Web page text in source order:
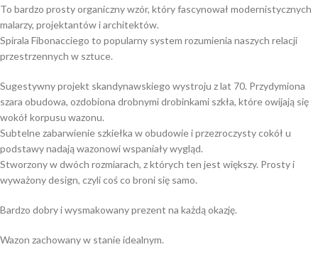
To bardzo prosty organiczny wzór, który fascynował modernistycznych
malarzy, projektantów i architektów.
Spirala Fibonacciego to popularny system rozumienia naszych relacji
przestrzennych w sztuce.
Sugestywny projekt skandynawskiego wystroju z lat 70. Przydymiona
szara obudowa, ozdobiona drobnymi drobinkami szkła, które owijają się
wokół korpusu wazonu.
Subtelne zabarwienie szkiełka w obudowie i przezroczysty cokół u
podstawy nadają wazonowi wspaniały wygląd.
Stworzony w dwóch rozmiarach, z których ten jest większy. Prosty i
wyważony design, czyli coś co broni się samo.
Bardzo dobry i wysmakowany prezent na każdą okazję.
Wazon zachowany w stanie idealnym.